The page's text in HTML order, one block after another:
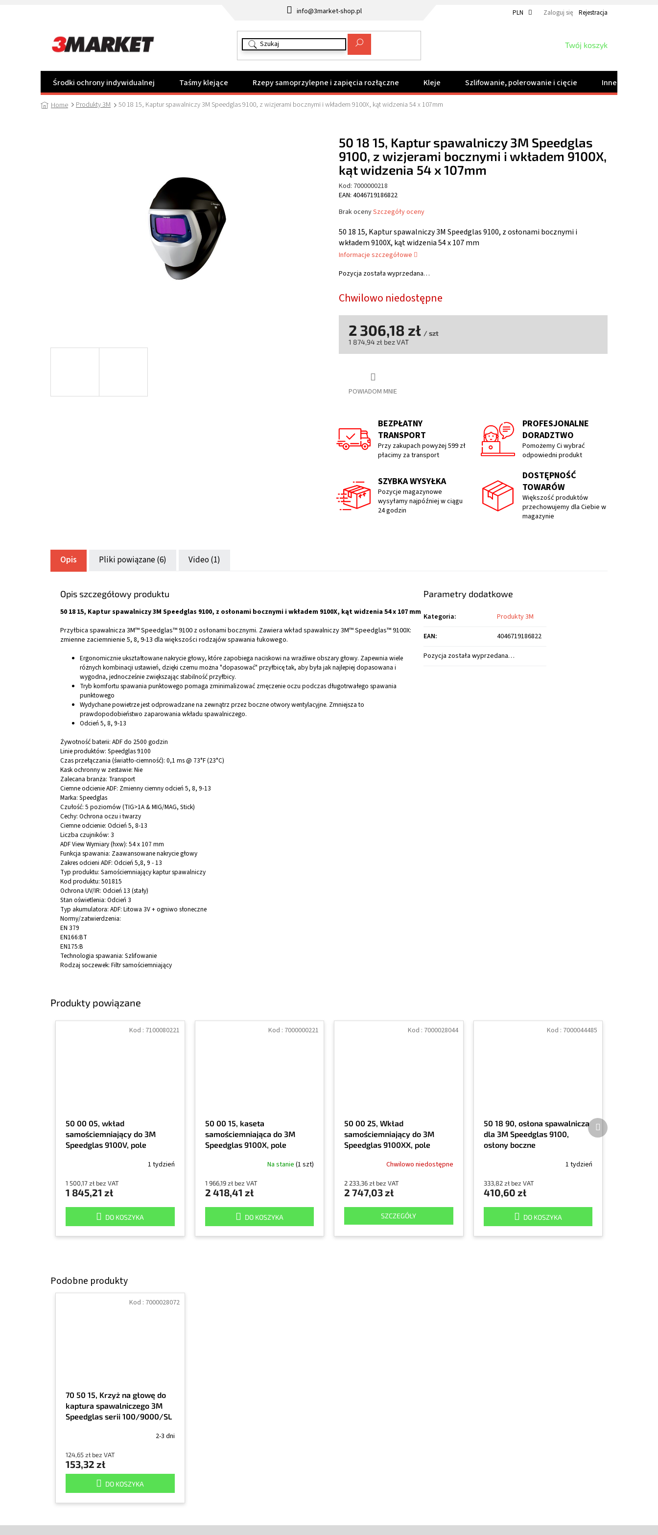
info@3market-shop.pl PLN Zaloguj się Rejestracja
KOSZYK
Twój koszyk
Środki ochrony indywidualnej Taśmy klejące Rzepy samoprzylepne i zapięcia rozłączne Kleje Szlifowanie, polerowanie i cięcie Inne produkty
Home Produkty 3M 50 18 15, Kaptur spawalniczy 3M Speedglas 9100, z wizjerami bocznymi i wkładem 9100X, kąt widzenia 54 x 107mm
Chwilowo niedostępne
Pozycja została wyprzedana…
50 18 15, Kaptur spawalniczy 3M Speedglas 9100, z osłonami bocznymi i
wkładem 9100X, kąt widzenia 54 x 107 mm
Informacje szczegółowe
POWIADOM MNIE
2 306,18 zł / szt
1 874,94 zł bez VAT
50 18 15, Kaptur spawalniczy 3M Speedglas
9100, z wizjerami bocznymi i wkładem 9100X,
kąt widzenia 54 x 107mm
Kod: 7000000218
EAN: 4046719186822
Średnia
produktu
wynosi
na
gwiazdek.
Brak ocenySzczegóły oceny
BEZPŁATNY
TRANSPORT
Przy zakupach powyżej 599 zł
płacimy za transport
PROFESJONALNE
DORADZTWO
Pomożemy Ci wybrać
odpowiedni produkt
SZYBKA WYSYŁKA
Pozycje magazynowe
wysyłamy najpóźniej w ciągu
24 godzin
DOSTĘPNOŚĆ
TOWARÓW
Większość produktów
przechowujemy dla Ciebie w
magazynie
Produkty powiązane
50 00 05, wkład
samościemniający do 3M
Speedglas 9100V, pole
1 tydzień
1 500,17 zł bez VAT
1 845,21 zł
DO KOSZYKA
Kod : 7100080221
50 00 15, kaseta
samościemniająca do 3M
Speedglas 9100X, pole
Na stanie (1 szt)
1 966,19 zł bez VAT
2 418,41 zł
DO KOSZYKA
Kod : 7000000221
50 00 25, Wkład
samościemniający do 3M
Speedglas 9100XX, pole
Chwilowo niedostępne
2 233,36 zł bez VAT
2 747,03 zł
SZCZEGÓŁY
Kod : 7000028044
50 18 90, osłona spawalnicza
dla 3M Speedglas 9100,
osłony boczne
1 tydzień
333,82 zł bez VAT
410,60 zł
DO KOSZYKA
Kod : 7000044485
Produkt
następny
Opis Pliki powiązane (6) Video (1)
Opis szczegółowy produktu
50 18 15, Kaptur spawalniczy 3M Speedglas 9100, z osłonami bocznymi i wkładem 9100X, kąt widzenia 54 x 107 mm
Przyłbica spawalnicza 3M™ Speedglas™ 9100 z osłonami bocznymi. Zawiera wkład spawalniczy 3M™ Speedglas™ 9100X:
zmienne zaciemnienie 5, 8, 9-13 dla większości rodzajów spawania łukowego.
Ergonomicznie ukształtowane nakrycie głowy, które zapobiega naciskowi na wrażliwe obszary głowy. Zapewnia wiele
różnych kombinacji ustawień, dzięki czemu można "dopasować" przyłbicę tak, aby była jak najlepiej dopasowana i
wygodna, jednocześnie zwiększając stabilność przyłbicy.
Tryb komfortu spawania punktowego pomaga zminimalizować zmęczenie oczu podczas długotrwałego spawania
punktowego
Wydychane powietrze jest odprowadzane na zewnątrz przez boczne otwory wentylacyjne. Zmniejsza to
prawdopodobieństwo zaparowania wkładu spawalniczego.
Odcień 5, 8, 9-13
Żywotność baterii: ADF do 2500 godzin
Linie produktów: Speedglas 9100
Czas przełączania (światło-ciemność): 0,1 ms @ 73°F (23°C)
Kask ochronny w zestawie: Nie
Zalecana branża: Transport
Ciemne odcienie ADF: Zmienny ciemny odcień 5, 8, 9-13
Marka: Speedglas
Czułość: 5 poziomów (TIG>1A & MIG/MAG, Stick)
Cechy: Ochrona oczu i twarzy
Ciemne odcienie: Odcień 5, 8-13
Liczba czujników: 3
ADF View Wymiary (hxw): 54 x 107 mm
Funkcja spawania: Zaawansowane nakrycie głowy
Zakres odcieni ADF: Odcień 5,8, 9 - 13
Typ produktu: Samościemniający kaptur spawalniczy
Kod produktu: 501815
Ochrona UV/IR: Odcień 13 (stały)
Stan oświetlenia: Odcień 3
Typ akumulatora: ADF: Litowa 3V + ogniwo słoneczne
Normy/zatwierdzenia:
EN 379
EN166:BT
EN175:B
Technologia spawania: Szlifowanie
Rodzaj soczewek: Filtr samościemniający
Parametry dodatkowe
Kategoria:
Produkty 3M
EAN:
4046719186822
Pozycja została wyprzedana…
70 50 15, Krzyż na głowę do
kaptura spawalniczego 3M
Speedglas serii 100/9000/SL
2-3 dni
124,65 zł bez VAT
153,32 zł
DO KOSZYKA
Kod : 7000028072